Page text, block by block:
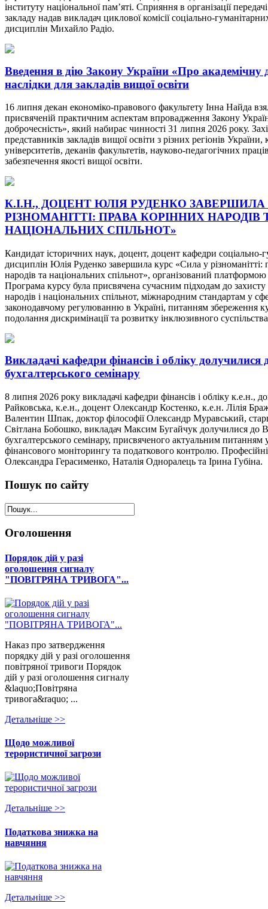
інституту національної пам’яті. Сприяння в організації
закладу надав викладач циклової комісії соціально-
дисциплін Михайло Радіо.
Введення в дію Закону України «Про академічну
наслідки для закладів вищої освіти
16 липня декан економіко-правового факультету Інна Найда
присвяченій практичним аспектам впровадження Закону
доброчесність», який набирає чинності 31 липня 2026 року.
представників закладів вищої освіти з різних регіонів України,
університетів, деканів факультетів, науково-педагогічних
забезпечення якості вищої освіти.
К.І.Н., ДОЦЕНТ ЮЛІЯ РУДЕНКО
РІЗНОМАНІТТІ: ПРАВА КОРІННИХ НАРОДІВ
НАЦІОНАЛЬНИХ СПІЛЬНОТ»
Кандидат історичних наук, доцент, доцент кафедри соціально-
дисциплін Юлія Руденко завершила курс «Сила у різноманітті:
народів та національних спільнот», організований
Програма курсу була присвячена сучасним підходам до
народів і національних спільнот, міжнародним стандартам у
законодавчому регулюванню в Україні, питанням збереження
подолання дискримінації та розвитку інклюзивного
Викладачі кафедри фінансів і обліку долучилися
бухгалтерського семінару
8 липня 2026 року викладачі кафедри фінансів і обліку к.е.н.,
Райковська, к.е.н., доцент Олександр Костенко, к.е.н. Лілія
Валентин Шпак, доктор філософії Олександр Муравський,
Світлана Бобошко, викладач Максим Бугайчук долучилися до
бухгалтерського семінару, присвяченого актуальним питанням
фінансового моніторингу та податкового контролю.
Олександра Герасименко, Наталія Одноралець та Ірина Губіна.
Пошук по сайту
Оголошення
Порядок дій у разі
оголошення сигналу
"ПОВІТРЯНА ТРИВОГА"...
Наказ про затвердження
порядку дій у разі оголошення
повітряної тривоги Порядок
дій у разі оголошення сигналу
&laquo;Повітряна
тривога&raquo; ...
Детальнiше >>
Щодо можливої
терористичної загрози
Детальнiше >>
Податкова знижка на
навчяння
Детальнiше >>